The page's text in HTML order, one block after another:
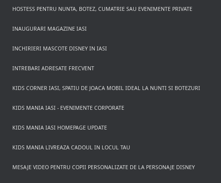
HOSTESS PENTRU NUNTA, BOTEZ, CUMATRIE SAU EVENIMENTE PRIVATE
INAUGURARI MAGAZINE IASI
INCHIRIERI MASCOTE DISNEY IN IASI
INTREBARI ADRESATE FRECVENT
KIDS CORNER IASI, SPATIU DE JOACA MOBIL IDEAL LA NUNTI SI BOTEZURI
KIDS MANIA IASI - EVENIMENTE CORPORATE
KIDS MANIA IASI HOMEPAGE UPDATE
KIDS MANIA LIVREAZA CADOUL IN LOCUL TAU
MESAJE VIDEO PENTRU COPII PERSONALIZATE DE LA PERSONAJE DISNEY